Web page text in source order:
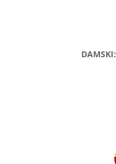
DAMSKI: